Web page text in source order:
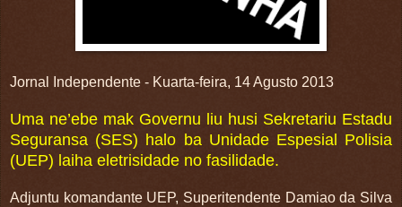
Jornal Independente - Kuarta-feira, 14 Agusto 2013
Uma ne’ebe mak Governu liu husi Sekretariu Estadu
Seguransa (SES) halo ba Unidade Espesial Polisia
(UEP) laiha eletrisidade no fasilidade.
Adjuntu komandante UEP, Superitendente Damiao da Silva